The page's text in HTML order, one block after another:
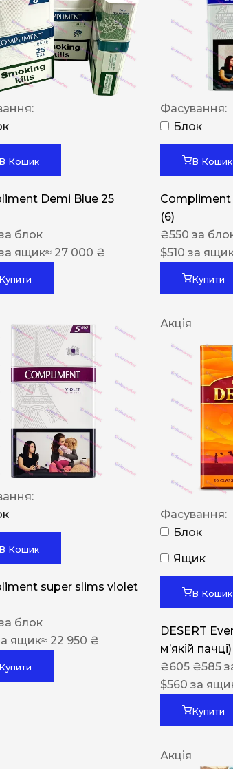
В Кошик
Demi Blue 25
блок
ящик≈ 27 000 ₴
Купити
Фасування:
Блок
В Кошик
Compliment
(6)
₴550 за
$510 за
Купити
В Кошик
super slims violet
блок
ящик≈ 22 950 ₴
Купити
Акція
Фасування:
Блок
Ящик
В Кошик
DESERT
мʼякій пачці)
₴605 ₴585
$560 за
Купити
Акція